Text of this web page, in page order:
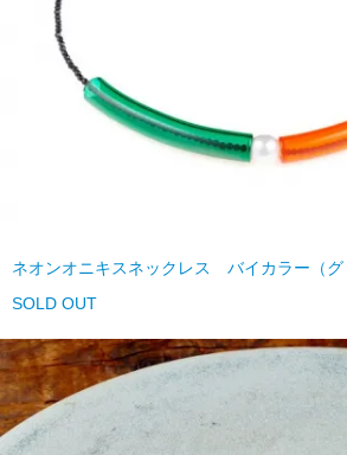
ネオンオニキスネックレス バイカラー（グ
SOLD OUT